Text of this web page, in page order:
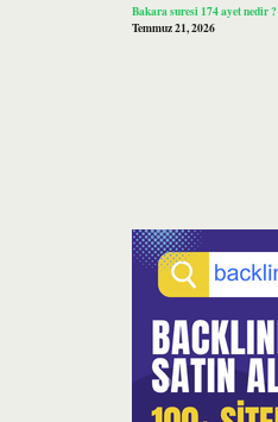
Bakara suresi 174 ayet nedir ?
Temmuz 21, 2026